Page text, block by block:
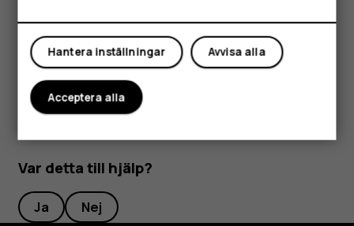
Du kan ändra ordning på ikonerna genom att trycka påmode_edit,
trycka på och hålla ned en ikon och dra den till en annan
plats.
Var detta till hjälp?
Ja Nej
Avvisa alla
Hantera inställningar
Acceptera alla